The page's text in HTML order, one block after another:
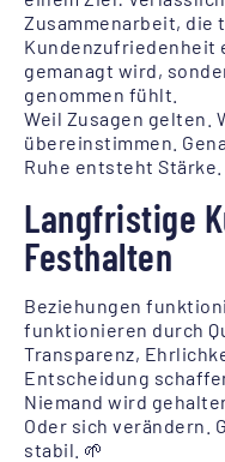
Zusammenarbeit, die
Kundenzufriedenheit
gemanagt wird,
genommen fühlt.
Weil Zusagen gelten.
übereinstimmen.
Ruhe entsteht Stärke.
Langfristige
Festhalten
Beziehungen
funktionieren durch
Transparenz,
Entscheidung
Niemand wird
Oder sich verändern.
stabil. 🌱